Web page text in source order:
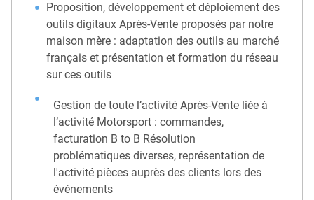
Proposition, développement et déploiement des
outils digitaux Après-Vente proposés par notre
maison mère : adaptation des outils au marché
français et présentation et formation du réseau
sur ces outils
Gestion de toute l’activité Après-Vente liée à
l’activité Motorsport : commandes,
facturation B to B Résolution
problématiques diverses, représentation de
l'activité pièces auprès des clients lors des
événements